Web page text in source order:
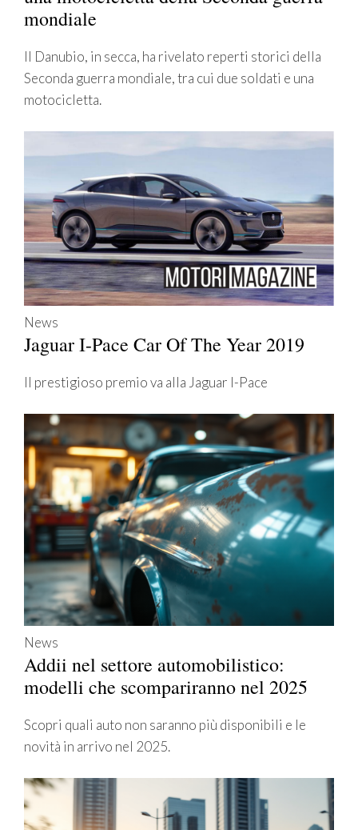
mondiale
Il Danubio, in secca, ha rivelato reperti storici della
Seconda guerra mondiale, tra cui due soldati e una
motocicletta.
News
Jaguar I-Pace Car Of The Year 2019
Il prestigioso premio va alla Jaguar I-Pace
News
Addii nel settore automobilistico:
modelli che scompariranno nel 2025
Scopri quali auto non saranno più disponibili e le
novità in arrivo nel 2025.